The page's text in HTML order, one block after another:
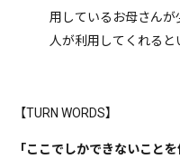
用しているお母さん
人が利用してくれると
【TURN WORDS】
「ここでしかできないこと